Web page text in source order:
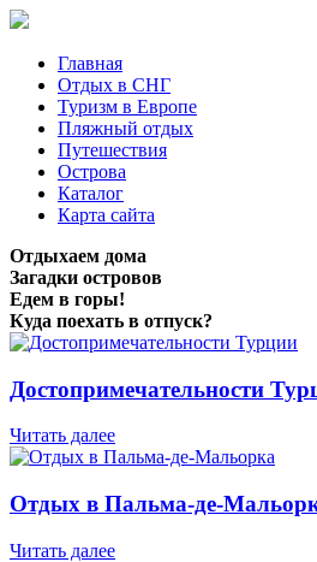
Главная
Отдых в СНГ
Туризм в Европе
Пляжный отдых
Путешествия
Острова
Каталог
Карта сайта
Отдыхаем дома
Загадки островов
Едем в горы!
Куда поехать в отпуск?
Достопримечательности
Читать далее
Отдых в Пальма-де-
Читать далее